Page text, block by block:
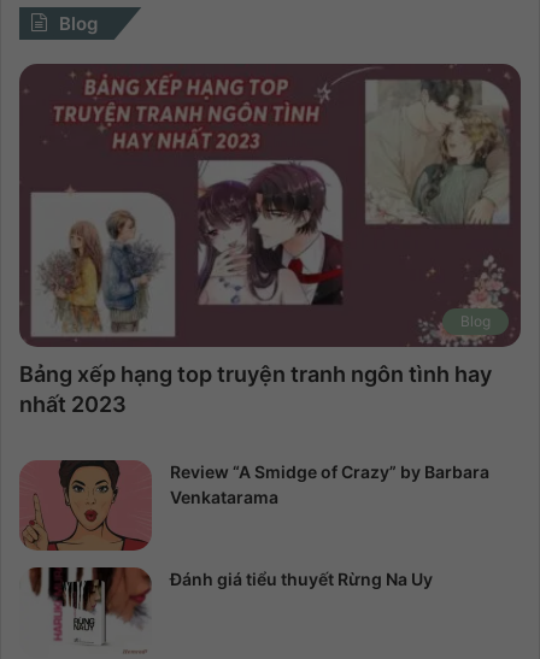
Blog
Blog
Bảng xếp hạng top truyện tranh ngôn tình hay
nhất 2023
Review “A Smidge of Crazy” by Barbara
Venkatarama
Đánh giá tiểu thuyết Rừng Na Uy